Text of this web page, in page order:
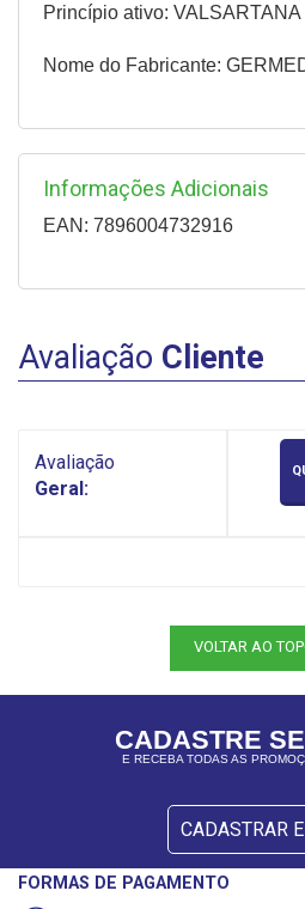
Princípio ativo: VALSARTANA
Nome do Fabricante:
Informações Adicionais
EAN: 7896004732916
Avaliação Cliente
Avaliação
Geral:
VOLTAR AO
CADASTRE
E RECEBA TODAS AS
CADASTRAR
FORMAS DE PAGAMENTO